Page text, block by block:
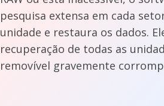
pesquisa extensa em cada
unidade e restaura os dados.
recuperação de todas as
removível gravemente